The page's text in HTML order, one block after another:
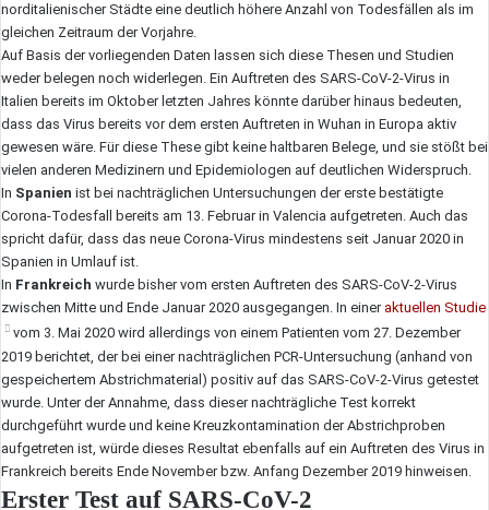
norditalienischer Städte eine deutlich höhere Anzahl von Todesfällen als im
gleichen Zeitraum der Vorjahre.
Auf Basis der vorliegenden Daten lassen sich diese Thesen und Studien
weder belegen noch widerlegen. Ein Auftreten des SARS-CoV-2-Virus in
Italien bereits im Oktober letzten Jahres könnte darüber hinaus bedeuten,
dass das Virus bereits vor dem ersten Auftreten in Wuhan in Europa aktiv
gewesen wäre. Für diese These gibt keine haltbaren Belege, und sie stößt bei
vielen anderen Medizinern und Epidemiologen auf deutlichen Widerspruch.
In Spanien ist bei nachträglichen Untersuchungen der erste bestätigte
Corona-Todesfall bereits am 13. Februar in Valencia aufgetreten. Auch das
spricht dafür, dass das neue Corona-Virus mindestens seit Januar 2020 in
Spanien in Umlauf ist.
In Frankreich wurde bisher vom ersten Auftreten des SARS-CoV-2-Virus
zwischen Mitte und Ende Januar 2020 ausgegangen. In einer aktuellen Studie
vom 3. Mai 2020 wird allerdings von einem Patienten vom 27. Dezember
2019 berichtet, der bei einer nachträglichen PCR-Untersuchung (anhand von
gespeichertem Abstrichmaterial) positiv auf das SARS-CoV-2-Virus getestet
wurde. Unter der Annahme, dass dieser nachträgliche Test korrekt
durchgeführt wurde und keine Kreuzkontamination der Abstrichproben
aufgetreten ist, würde dieses Resultat ebenfalls auf ein Auftreten des Virus in
Frankreich bereits Ende November bzw. Anfang Dezember 2019 hinweisen.
Erster Test auf SARS-CoV-2